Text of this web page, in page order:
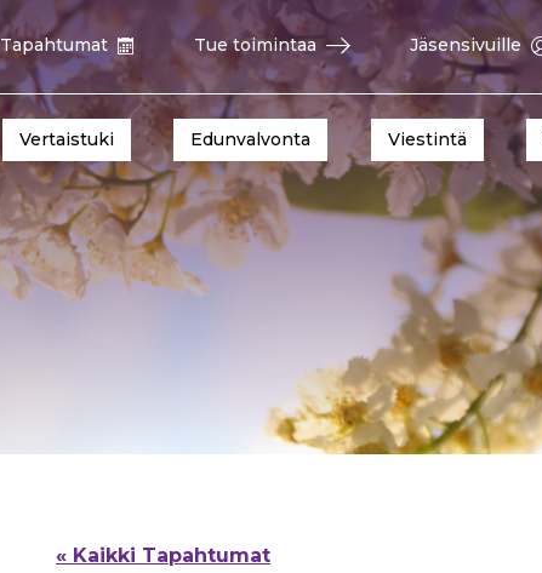
Tapahtumat Tue toimintaa Jäsensivuille
Vertaistuki Edunvalvonta Viestintä
« Kaikki Tapahtumat